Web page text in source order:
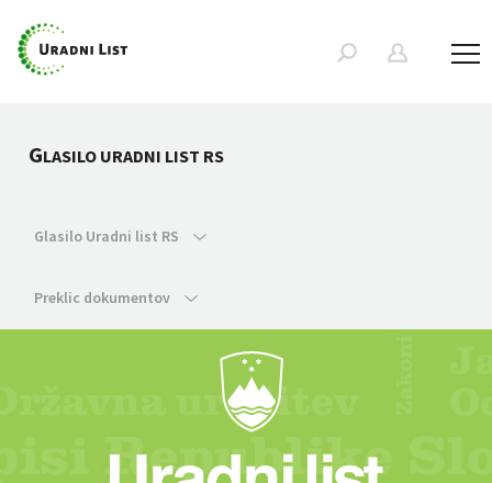
GLASILO URADNI LIST RS
Glasilo Uradni list RS
Preklic dokumentov